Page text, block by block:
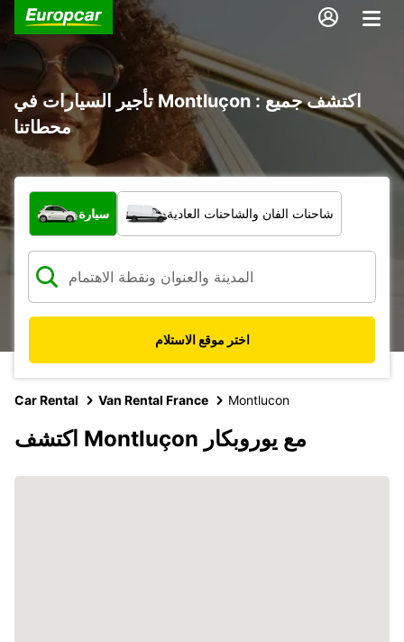
تأجير السيارات في Montluçon : اكتشف جميع
محطاتنا
ما نوع المركبة؟
سيارة شاحنات الفان والشاحنات العادية
اختر موقع الاستلام
Car Rental Van Rental France Montlucon
اكتشف Montluçon مع يوروبكار